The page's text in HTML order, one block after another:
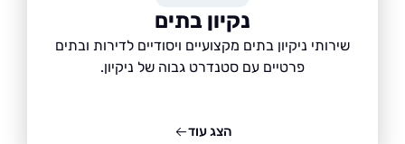
נקיון בתים
שירותי ניקיון בתים מקצועיים ויסודיים לדירות ובתים
פרטיים עם סטנדרט גבוה של ניקיון.